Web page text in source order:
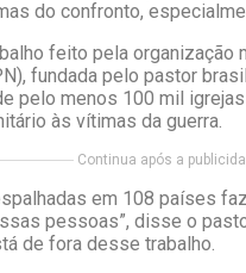
do confronto,
feito pela organização
fundada pelo pastor
pelo menos 100 mil
às vítimas da guerra.
Continua após a
em 108 países
pessoas”, disse o
de fora desse trabalho.